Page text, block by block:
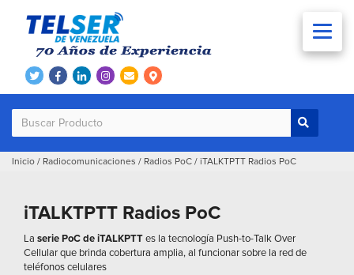
Inicio / Radiocomunicaciones / Radios PoC / iTALKTPTT Radios PoC
iTALKTPTT Radios PoC
La serie PoC de iTALKPTTes la tecnología Push-to-Talk Over
Cellular que brinda cobertura amplia, al funcionar sobre la red de
teléfonos celulares